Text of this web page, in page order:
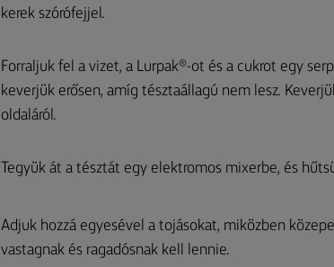
kerek szórófejjel.
Forraljuk fel a vizet, a Lurpak®-ot és a cukrot egy
keverjük erősen, amíg tésztaállagú nem lesz.
oldaláról.
Tegyük át a tésztát egy elektromos mixerbe, és
Adjuk hozzá egyesével a tojásokat, miközben
vastagnak és ragadósnak kell lennie.